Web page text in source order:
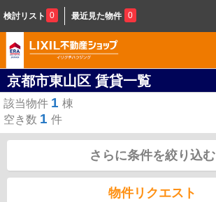
検討リスト 0 最近見た物件 0
京都市東山区 賃貸一覧
該当物件 1 棟
空き数 1 件
さらに条件を絞り込む
物件リクエスト